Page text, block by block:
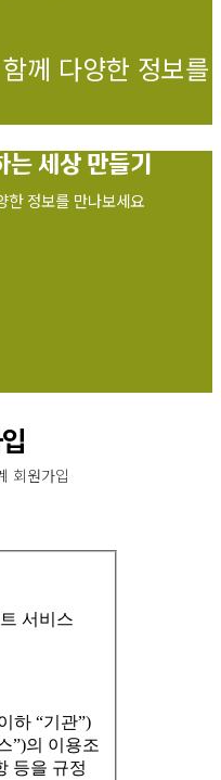
께 다양한 정보를
는 세상 만들기
한 정보를 만나보세요
회원가입
서비스
하 “기관”)
”)의 이용조
등을 규정